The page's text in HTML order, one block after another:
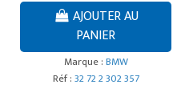
AJOUTER AU
PANIER
Marque :BMW
Réf :32 72 2 302 357